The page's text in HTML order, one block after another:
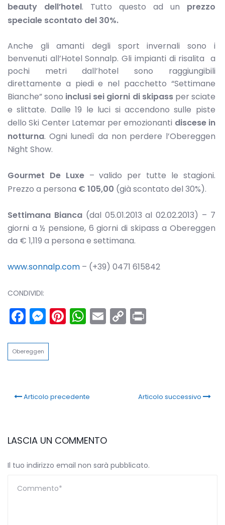
beauty dell’hotel. Tutto questo ad un prezzo
speciale scontato del 30%.
Anche gli amanti degli sport invernali sono i
benvenuti all’Hotel Sonnalp. Gli impianti di risalita a
pochi metri dall’hotel sono raggiungibili
direttamente a piedi e nel pacchetto “Settimane
Bianche” sono inclusi sei giorni di skipassper sciate
e slittate. Dalle 19 le luci si accendono sulle piste
dello Ski Center Latemar per emozionanti discese in
notturna. Ogni lunedì da non perdere l’Obereggen
Night Show.
Gourmet De Luxe– valido per tutte le stagioni.
Prezzo a persona € 105,00 (già scontato del 30%).
Settimana Bianca (dal 05.01.2013 al 02.02.2013) – 7
giorni a ½ pensione, 6 giorni di skipass a Obereggen
da € 1,119 a persona e settimana.
www.sonnalp.com – (+39) 0471 615842
CONDIVIDI:
Facebook
Messenger
Pinterest
WhatsApp
Email
Copy
Link
Obereggen
Articolo precedente Articolo successivo
LASCIA UN COMMENTO
Il tuo indirizzo email non sarà pubblicato.